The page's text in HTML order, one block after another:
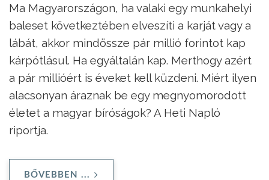
Ma Magyarországon, ha valaki egy munkahelyi
baleset következtében elveszíti a karját vagy a
lábát, akkor mindössze pár millió forintot kap
kárpótlásul. Ha egyáltalán kap. Merthogy azért
a pár millióért is éveket kell küzdeni. Miért ilyen
alacsonyan áraznak be egy megnyomorodott
életet a magyar bíróságok? A Heti Napló
riportja.
BŐVEBBEN ...